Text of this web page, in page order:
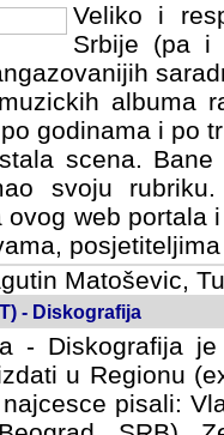
Veliko i
Srbije (pa i
albuma
godinama i po
scena.
svoju
ovog web portala
Matoševic,
- Diskografija
- Diskografija
u Regionu
pisali: